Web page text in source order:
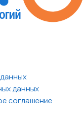
данных
соглашение